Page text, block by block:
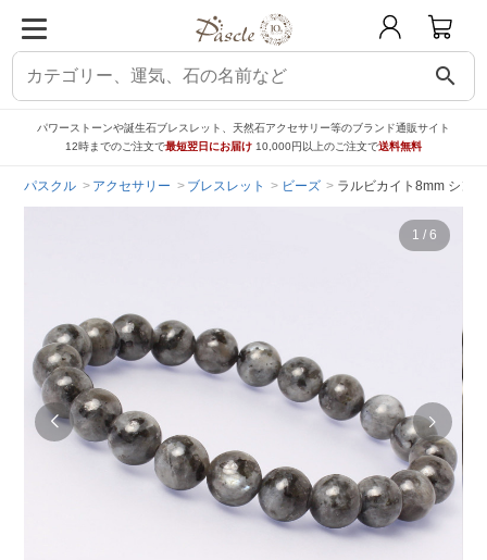
search
パワーストーンや誕生石ブレスレット、天然石アクセサリー等のブランド通販サイト
12時までのご注文で最短翌日にお届け 10,000円以上のご注文で送料無料
パスクル アクセサリー ブレスレット ビーズ ラルビカイト8mm シン
1 / 6